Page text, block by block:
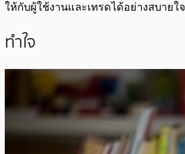
ให้กับผู้ใช้งานและเทรดได้อย่างสบายใจ
ทำใจ